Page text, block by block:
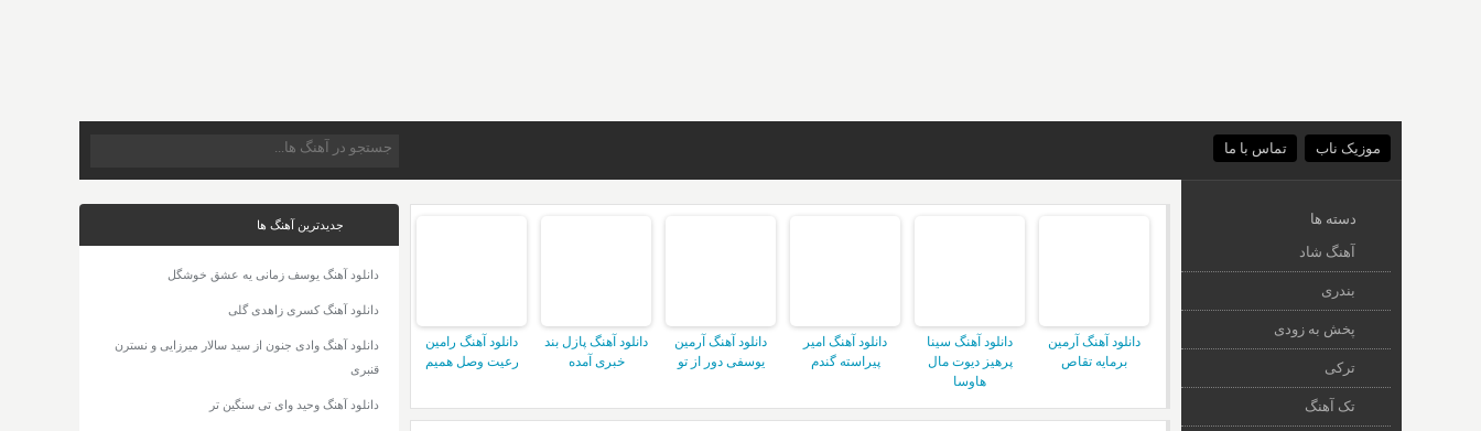
موزیک ناب تماس با ما
دانلود آهنگ آرمین
برمایه تقاص
دانلود آهنگ سینا
پرهیز دیوت مال
هاوسا
دانلود آهنگ امیر
پیراسته گندم
دانلود آهنگ آرمین
یوسفی دور از تو
دانلود آهنگ پازل بند
خبری آمده
دانلود آهنگ رامین
رعیت وصل همیم
جدیدترین آهنگ ها
دانلود آهنگ یوسف زمانی یه عشق خوشگل
دانلود آهنگ کسری زاهدی گلی
دانلود آهنگ وادی جنون از سید سالار میرزایی و نسترن
قنبری
دانلود آهنگ وحید وای تی سنگین تر
دسته ها
آهنگ شاد
بندری
پخش به زودی
ترکی
تک آهنگ